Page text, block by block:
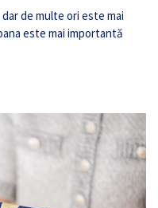
de multe ori este mai
este mai importantă